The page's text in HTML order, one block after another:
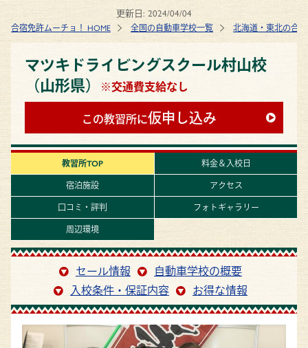
更新日: 2024/04/04
合宿免許ムーチョ！ HOME 全国の自動車学校一覧 北海道・東北の合
マツキドライビングスクール村山校
（山形県）
※交通費支給なし
この教習所に仮申し込み
教習所TOP
料金＆入校日
宿泊施設
アクセス
口コミ・評判
フォトギャラリー
周辺環境
セール情報
自動車学校の概要
入校条件・保証内容
お得な情報